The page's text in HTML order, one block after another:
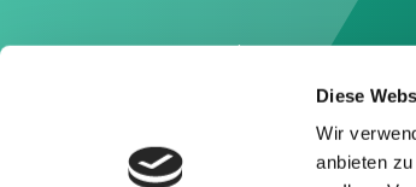
Diese
Wir
anbieten
Corporate Finance
Unternehmensbewertung
Unternehmensfinanzierung
Eigenkapitalbeschaffung